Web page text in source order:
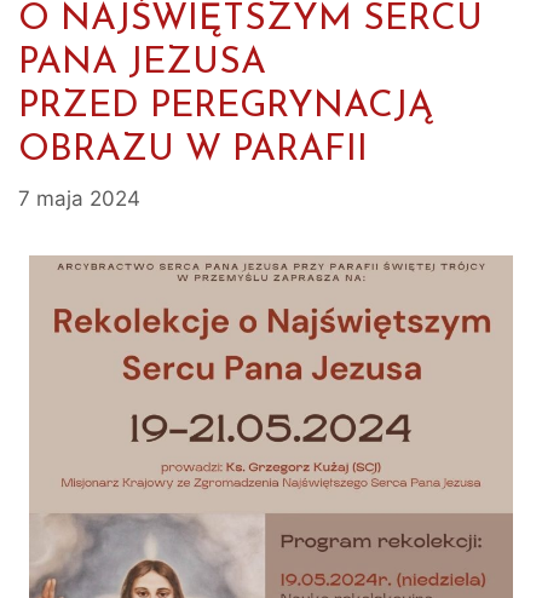
O NAJŚWIĘTSZYM SERCU
PANA JEZUSA
PRZED PEREGRYNACJĄ
OBRAZU W PARAFII
7 maja 2024